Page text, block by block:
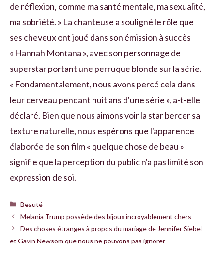
de réflexion, comme ma santé mentale, ma sexualité,
ma sobriété. » La chanteuse a souligné le rôle que
ses cheveux ont joué dans son émission à succès
« Hannah Montana », avec son personnage de
superstar portant une perruque blonde sur la série.
« Fondamentalement, nous avons percé cela dans
leur cerveau pendant huit ans d'une série », a-t-elle
déclaré. Bien que nous aimons voir la star bercer sa
texture naturelle, nous espérons que l'apparence
élaborée de son film « quelque chose de beau »
signifie que la perception du public n'a pas limité son
expression de soi.
Catégories
Beauté
Melania Trump possède des bijoux incroyablement chers
Des choses étranges à propos du mariage de Jennifer Siebel
et Gavin Newsom que nous ne pouvons pas ignorer